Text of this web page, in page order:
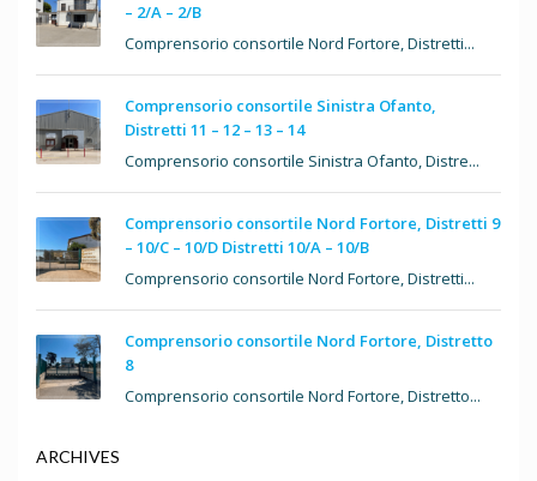
– 2/A – 2/B
Comprensorio consortile Nord Fortore, Distretti...
Comprensorio consortile Sinistra Ofanto,
Distretti 11 – 12 – 13 – 14
Comprensorio consortile Sinistra Ofanto, Distre...
Comprensorio consortile Nord Fortore, Distretti 9
– 10/C – 10/D Distretti 10/A – 10/B
Comprensorio consortile Nord Fortore, Distretti...
Comprensorio consortile Nord Fortore, Distretto
8
Comprensorio consortile Nord Fortore, Distretto...
ARCHIVES